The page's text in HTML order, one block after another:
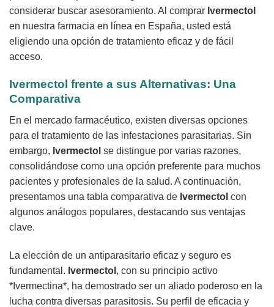
considerar buscar asesoramiento. Al comprar Ivermectol
en nuestra farmacia en línea en España, usted está
eligiendo una opción de tratamiento eficaz y de fácil
acceso.
Ivermectol frente a sus Alternativas: Una
Comparativa
En el mercado farmacéutico, existen diversas opciones
para el tratamiento de las infestaciones parasitarias. Sin
embargo, Ivermectol se distingue por varias razones,
consolidándose como una opción preferente para muchos
pacientes y profesionales de la salud. A continuación,
presentamos una tabla comparativa de Ivermectol con
algunos análogos populares, destacando sus ventajas
clave.
La elección de un antiparasitario eficaz y seguro es
fundamental. Ivermectol , con su principio activo
*Ivermectina*, ha demostrado ser un aliado poderoso en la
lucha contra diversas parasitosis. Su perfil de eficacia y